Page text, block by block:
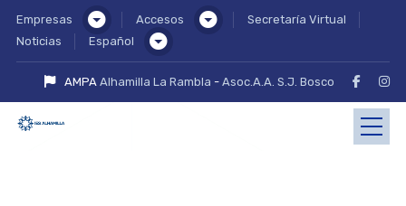
Empresas Accesos
Secretaría Virtual
Noticias
Español
AMPAAlhamilla La Rambla -Asoc.A.A. S.J. Bosco